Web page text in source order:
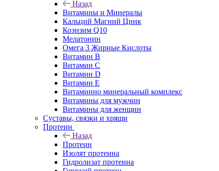
Назад
Витамины и Минералы
Кальций Магний Цинк
Коэнзим Q10
Мелатонин
Омега 3 Жирные Кислоты
Витамин B
Витамин C
Витамин D
Витамин E
Витаминно минеральный комплекс
Витамины для мужчин
Витамины для женщин
Суставы, связки и хрящи
Протеин
Назад
Протеин
Изолят протеина
Гидролизат протеина